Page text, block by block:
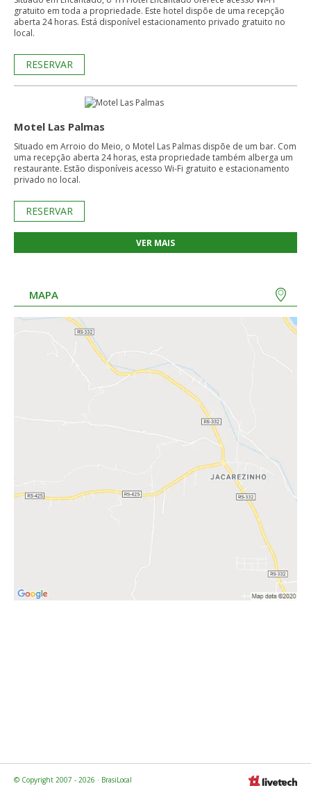
gratuito em toda a propriedade. Este hotel dispõe de uma recepção
aberta 24 horas. Está disponível estacionamento privado gratuito no
local.
RESERVAR
Motel Las Palmas
Situado em Arroio do Meio, o Motel Las Palmas dispõe de um bar. Com
uma recepção aberta 24 horas, esta propriedade também alberga um
restaurante. Estão disponíveis acesso Wi-Fi gratuito e estacionamento
privado no local.
RESERVAR
VER MAIS
MAPA
© Copyright 2007 - 2026 · BrasiLocal